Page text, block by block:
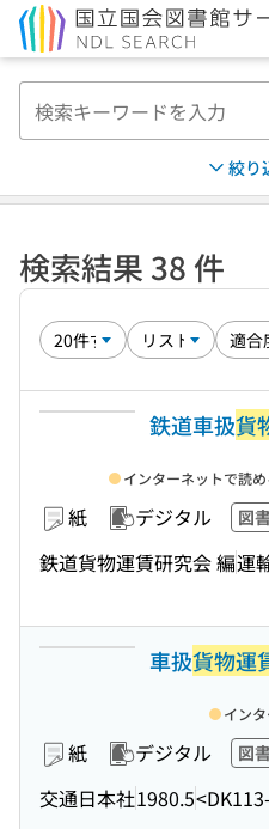
絞り
検索結果 38 件
鉄道車扱貨
紙 デジタル 図
鉄道貨物運賃研究会 編運
インターネットで読め
車扱貨物運
紙 デジタル 図
交通日本社1980.5
イン